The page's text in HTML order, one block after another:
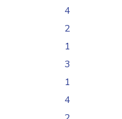
4
2
1
3
1
4